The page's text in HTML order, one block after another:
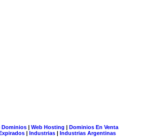
Dominios| Web Hosting | Dominios En Venta
| Industrias | Industrias Argentinas